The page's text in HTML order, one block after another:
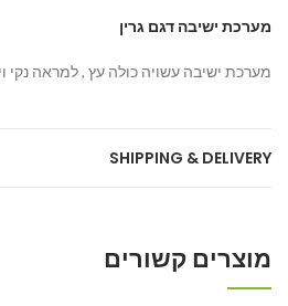
מערכת ישיבה דגם גרין
מערכת ישיבה עשויה כולה עץ , למראה נקי
SHIPPING & DELIVERY
מוצרים קשורים